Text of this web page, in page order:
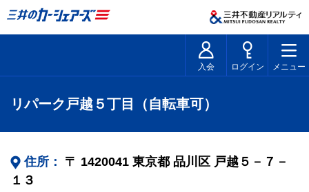
入会 ログイン メニュー
リパーク戸越５丁目（自転車可）
住所： 〒 1420041 東京都 品川区 戸越５－７－
１３